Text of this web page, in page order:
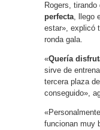
Rogers, tirando
perfecta, llego
estar», explicó
ronda gala.
«Quería
sirve de
tercera plaza
conseguido»,
funcionan muy